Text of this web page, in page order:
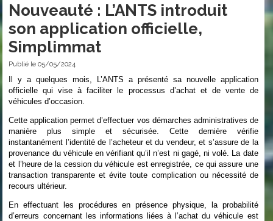
Nouveauté : L’ANTS introduit
son application officielle,
Simplimmat
Publié le 05/05/2024
Il y a quelques mois, L’ANTS a présenté sa nouvelle application
officielle qui vise à faciliter le processus d’achat et de vente de
véhicules d’occasion.
Cette application permet d’effectuer vos démarches administratives de
manière plus simple et sécurisée. Cette dernière vérifie
instantanément l’identité de l’acheteur et du vendeur, et s’assure de la
provenance du véhicule en vérifiant qu’il n’est ni gagé, ni volé. La date
et l’heure de la cession du véhicule est enregistrée, ce qui assure une
transaction transparente et évite toute complication ou nécessité de
recours ultérieur.
En effectuant les procédures en présence physique, la probabilité
d’erreurs concernant les informations liées à l’achat du véhicule est